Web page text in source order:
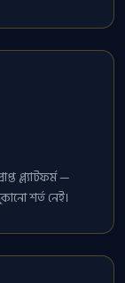
প্ল্যাটফর্ম —
শর্ত নেই।